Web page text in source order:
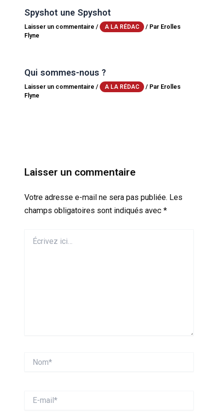
Spyshot une Spyshot
Laisser un commentaire / A LA RÉDAC / Par Erolles
Flyne
Qui sommes-nous ?
Laisser un commentaire / A LA RÉDAC / Par Erolles
Flyne
Laisser un commentaire
Votre adresse e-mail ne sera pas publiée. Les
champs obligatoires sont indiqués avec *
ici…
mail*